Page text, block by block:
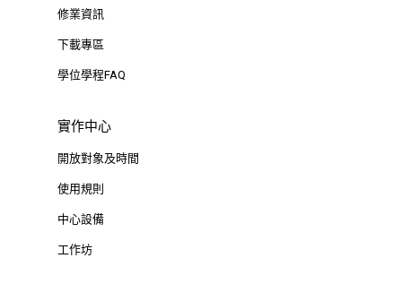
修業資訊
下載專區
學位學程FAQ
實作中心
開放對象及時間
使用規則
中心設備
工作坊